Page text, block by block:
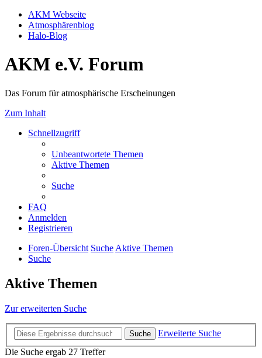
AKM Webseite
Atmosphärenblog
Halo-Blog
AKM e.V. Forum
Das Forum für atmosphärische Erscheinungen
Zum Inhalt
Schnellzugriff
Unbeantwortete Themen
Aktive Themen
Suche
FAQ
Anmelden
Registrieren
Foren-Übersicht Suche Aktive Themen
Suche
Aktive Themen
Zur erweiterten Suche
Suche
Erweiterte Suche
Die Suche ergab 27 Treffer